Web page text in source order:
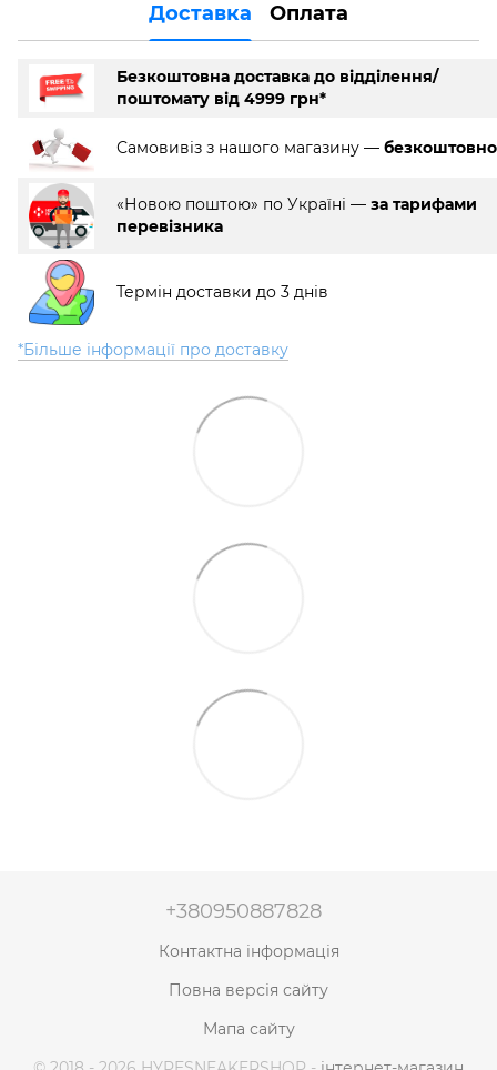
Доставка Оплата
Безкоштовна доставка до відділення/
поштомату від 4999 грн*
Самовивіз з нашого магазину — безкоштовно
«Новою поштою» по Україні — за тарифами
перевізника
Термін доставки до 3 днів
*Більше інформації про доставку
+380950887828
Контактна інформація
Повна версія сайту
Мапа сайту